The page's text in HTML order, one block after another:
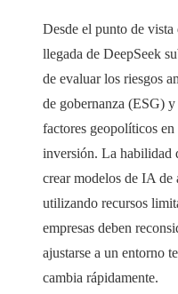
Desde el punto de
llegada de DeepSeek
de evaluar los riesgos
de gobernanza (ESG) y
factores geopolíticos en
inversión. La habilidad
crear modelos de IA de
utilizando recursos
empresas deben
ajustarse a un entorno
cambia rápidamente.